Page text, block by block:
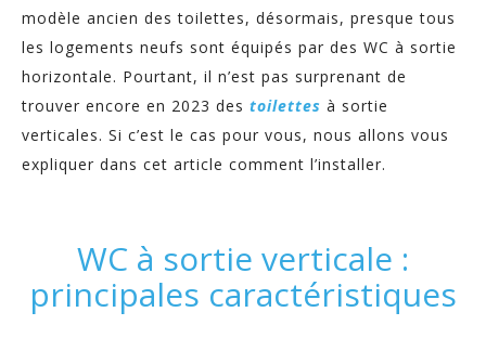
modèle ancien des toilettes, désormais, presque tous
les logements neufs sont équipés par des WC à sortie
horizontale. Pourtant, il n’est pas surprenant de
trouver encore en 2023 des toilettes à sortie
verticales. Si c’est le cas pour vous, nous allons vous
expliquer dans cet article comment l’installer.
WC à sortie verticale :
principales caractéristiques